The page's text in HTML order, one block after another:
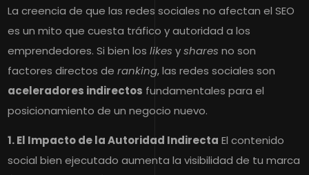
La creencia de que las redes sociales no afectan el SEO
es un mito que cuesta tráfico y autoridad a los
emprendedores. Si bien los likes yshares no son
factores directos de ranking, las redes sociales son
aceleradores indirectos fundamentales para el
posicionamiento de un negocio nuevo.
1. El Impacto de la Autoridad Indirecta El contenido
social bien ejecutado aumenta la visibilidad de tu marca